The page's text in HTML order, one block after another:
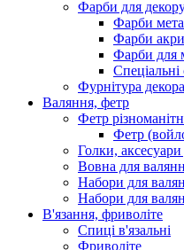
Фарби для
Фарби
Фарби
Фарби для
Спеціальні
Фурнітура
Валяння, фетр
Фетр
Фетр
Голки,
Вовна для
Набори для
Набори для
В'язання, фриволіте
Спиці в'язальні
Фриволіте